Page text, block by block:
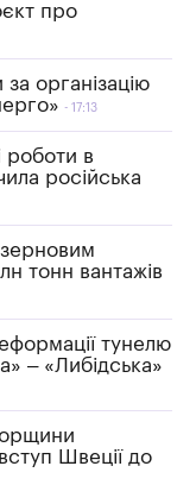
про
організацію
17:13
роботи в
російська
тонн вантажів
тунелю
– «Либідська»
Швеції до